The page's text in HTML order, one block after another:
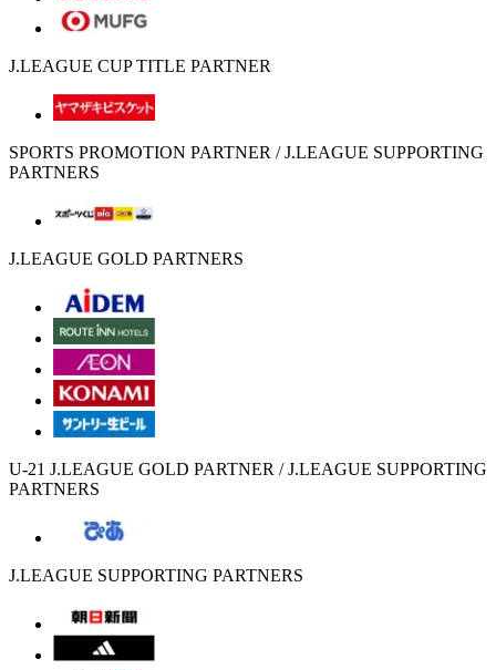
J.LEAGUE CUP TITLE PARTNER
SPORTS PROMOTION PARTNER / J.LEAGUE SUPPORTING
PARTNERS
J.LEAGUE GOLD PARTNERS
U-21 J.LEAGUE GOLD PARTNER / J.LEAGUE SUPPORTING
PARTNERS
J.LEAGUE SUPPORTING PARTNERS